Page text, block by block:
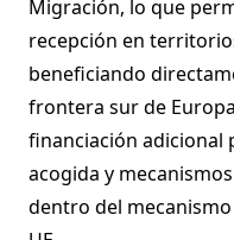
Migración, lo que
recepción en
beneficiando
frontera sur de
financiación adicional
acogida y
dentro del